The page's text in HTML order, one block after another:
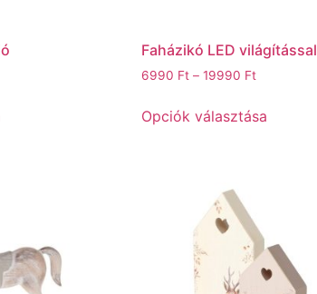
Faházikó LED világítással
6990 Ft – 19990 Ft
Opciók választása